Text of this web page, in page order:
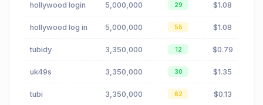
hollywood login 5,000,000 29 $1.08
hollywood log in 5,000,000 55 $1.08
tubidy 3,350,000 12 $0.79
uk49s 3,350,000 30 $1.35
tubi 3,350,000 62 $0.13